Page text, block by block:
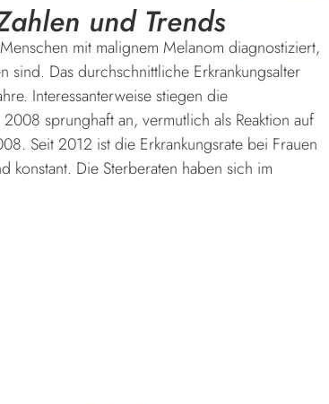
und Trends
mit malignem Melanom diagnostiziert,
Das durchschnittliche Erkrankungsalter
Interessanterweise stiegen die
sprunghaft an, vermutlich als Reaktion auf
Seit 2012 ist die Erkrankungsrate bei Frauen
Die Sterberaten haben sich im